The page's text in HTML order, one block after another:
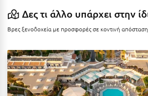
Ιωάννινα
Κ
Καβάλα
Καλάβρυτα
Καλαμάτα
Δες τι άλλο υπάρχει στην
Βρες ξενοδοχεία με προσφορές σε κοντινή απόσταση